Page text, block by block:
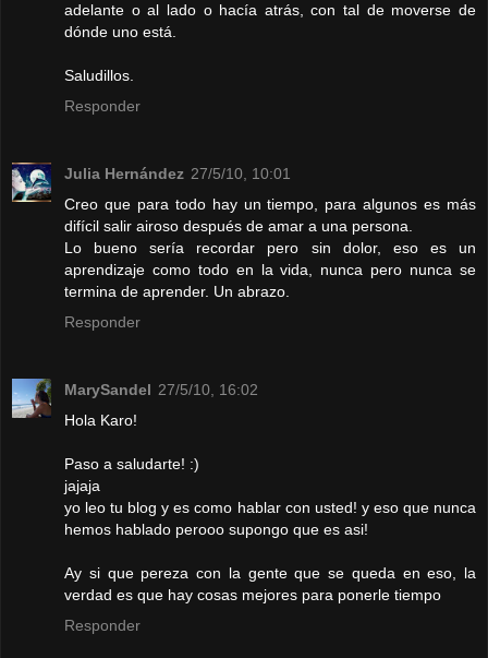
adelante o al lado o hacía atrás, con tal de moverse de
dónde uno está.
Saludillos.
Responder
Julia Hernández 27/5/10, 10:01
Creo que para todo hay un tiempo, para algunos es más
difícil salir airoso después de amar a una persona.
Lo bueno sería recordar pero sin dolor, eso es un
aprendizaje como todo en la vida, nunca pero nunca se
termina de aprender. Un abrazo.
Responder
MarySandel 27/5/10, 16:02
Hola Karo!
Paso a saludarte! :)
jajaja
yo leo tu blog y es como hablar con usted! y eso que nunca
hemos hablado perooo supongo que es asi!
Ay si que pereza con la gente que se queda en eso, la
verdad es que hay cosas mejores para ponerle tiempo
Responder